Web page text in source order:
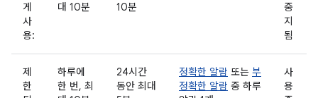
게
사
용:
대 10분
10분
중
지
됨
제
한
하루에
한 번, 최
24시간
동안 최대
정확한 알람 또는 부
정확한 알람 중 하루
사
용